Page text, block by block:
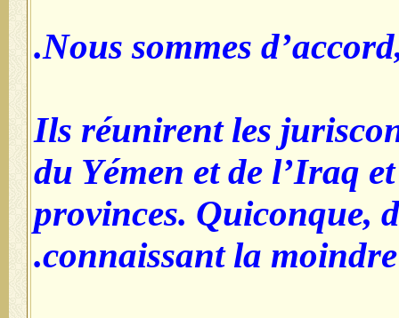
Nous sommes
Ils réunirent les
du Yémen et de l’Iraq
provinces. Quiconque,
connaissant la